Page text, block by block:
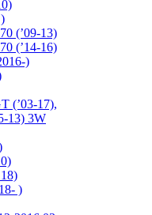
(’09-13)
(’14-16)
)
(’03-17),
13) 3W
)